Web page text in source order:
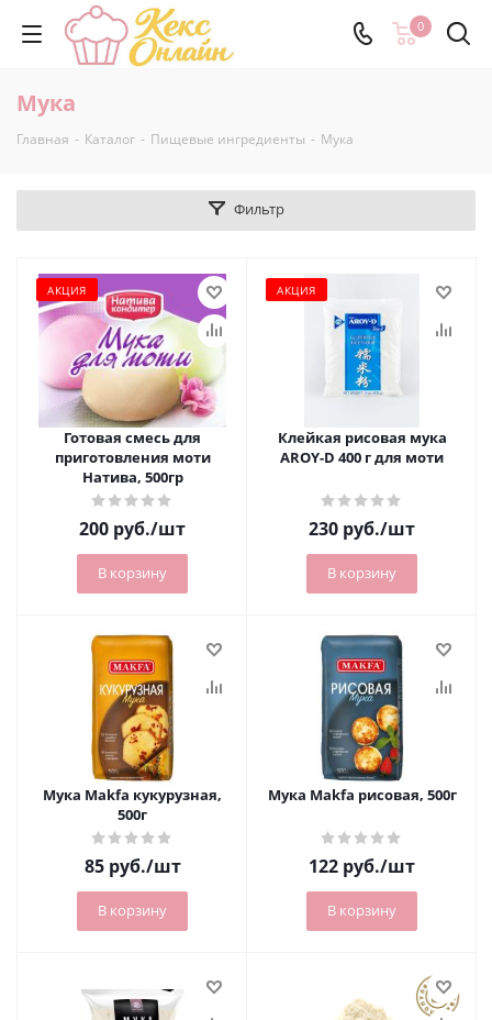
0
Мука
Главная - Каталог - Пищевые ингредиенты - Мука
Фильтр
АКЦИЯ
Готовая смесь для
приготовления моти
Натива, 500гр
200 руб./шт
В корзину
АКЦИЯ
Клейкая рисовая мука
AROY-D 400 г для моти
230 руб./шт
В корзину
Мука Makfa кукурузная,
500г
85руб./шт
В корзину
Мука Makfa рисовая, 500г
122 руб./шт
В корзину